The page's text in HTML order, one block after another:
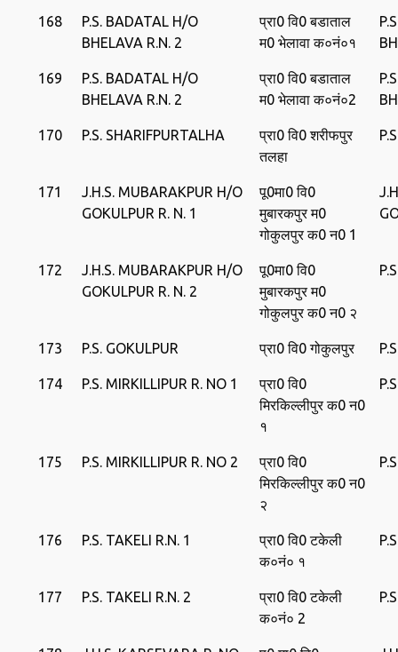
168
P.S. BADATAL H/O
BHELAVA R.N. 2
प्रा0 वि0 बडाताल
म0 भेलावा क०नं०१
169
P.S. BADATAL H/O
BHELAVA R.N. 2
प्रा0 वि0 बडाताल
म0 भेलावा क०नं०2
170 P.S. SHARIFPURTALHA
प्रा0 वि0 शरीफपुर
तलहा
171
J.H.S. MUBARAKPUR H/O
GOKULPUR R. N. 1
पू0मा0 वि0
मुबारकपुर म0
गोकुलपुर क0 न0 1
172
J.H.S. MUBARAKPUR H/O
GOKULPUR R. N. 2
पू0मा0 वि0
मुबारकपुर म0
गोकुलपुर क0 न0 २
173 P.S. GOKULPUR प्रा0 वि0 गोकुलपुर
174 P.S. MIRKILLIPUR R. NO 1
प्रा0 वि0
मिरकिल्‍लीपुर क0 न0
१
175 P.S. MIRKILLIPUR R. NO 2
प्रा0 वि0
मिरकिल्‍लीपुर क0 न0
२
176 P.S. TAKELI R.N. 1
प्रा0 वि0 टकेली
क०नं० १
177 P.S. TAKELI R.N. 2
प्रा0 वि0 टकेली
क०नं० 2